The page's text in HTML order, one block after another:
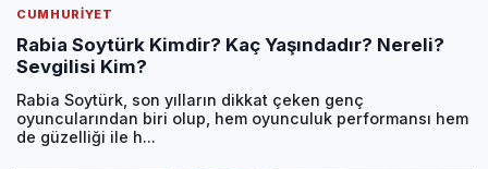
CUMHURIYET
Rabia Soytürk Kimdir? Kaç Yaşındadır? Nereli?
Sevgilisi Kim?
Rabia Soytürk, son yılların dikkat çeken genç
oyuncularından biri olup, hem oyunculuk performansı hem
de güzelliği ile h...